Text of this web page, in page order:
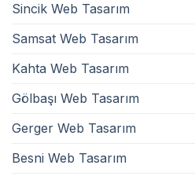
Sincik Web Tasarım
Samsat Web Tasarım
Kahta Web Tasarım
Gölbaşı Web Tasarım
Gerger Web Tasarım
Besni Web Tasarım